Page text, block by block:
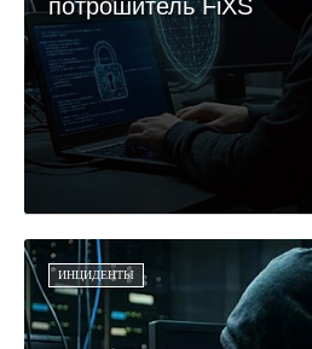
потрошитель FiXS
ИНЦИДЕНТЫ